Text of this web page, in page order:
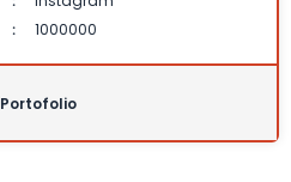
: 1000000
Portofolio